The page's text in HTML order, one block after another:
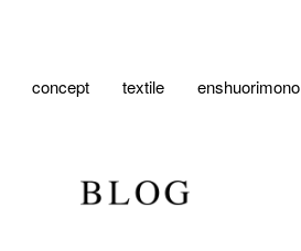
concept textile enshuorimono